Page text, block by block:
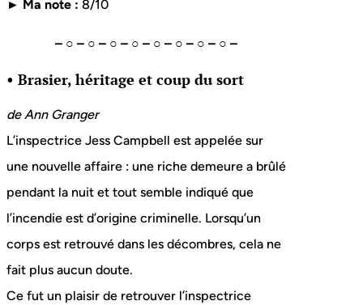
► Ma note : 8/10
– ○ – ○ – ○ – ○ – ○ – ○ – ○ – ○ –
• Brasier, héritage et coup du sort
deAnn Granger
L’inspectrice Jess Campbell est appelée sur
une nouvelle affaire : une riche demeure a brûlé
pendant la nuit et tout semble indiqué que
l’incendie est d’origine criminelle. Lorsqu’un
corps est retrouvé dans les décombres, cela ne
fait plus aucun doute.
Ce fut un plaisir de retrouver l’inspectrice